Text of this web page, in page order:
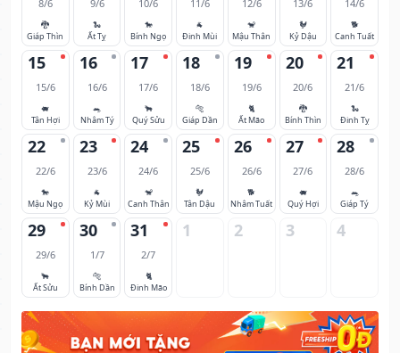
8/6
🐉
Giáp Thìn
9/6
🐍
Ất Tỵ
10/6
🐎
Bính Ngọ
11/6
🐐
Đinh Mùi
12/6
🐒
Mậu Thân
13/6
🐓
Kỷ Dậu
14/6
🐕
Canh Tuất
15
15/6
🐖
Tân Hợi
16
16/6
🐀
Nhâm Tý
17
17/6
🐂
Quý Sửu
18
18/6
🐅
Giáp Dần
19
19/6
🐈
Ất Mão
20
20/6
🐉
Bính Thìn
21
21/6
🐍
Đinh Tỵ
22
22/6
🐎
Mậu Ngọ
23
23/6
🐐
Kỷ Mùi
24
24/6
🐒
Canh Thân
25
25/6
🐓
Tân Dậu
26
26/6
🐕
Nhâm Tuất
27
27/6
🐖
Quý Hợi
28
28/6
🐀
Giáp Tý
29
29/6
🐂
Ất Sửu
30
1/7
🐅
Bính Dần
31
2/7
🐈
Đinh Mão
1 2 3 4